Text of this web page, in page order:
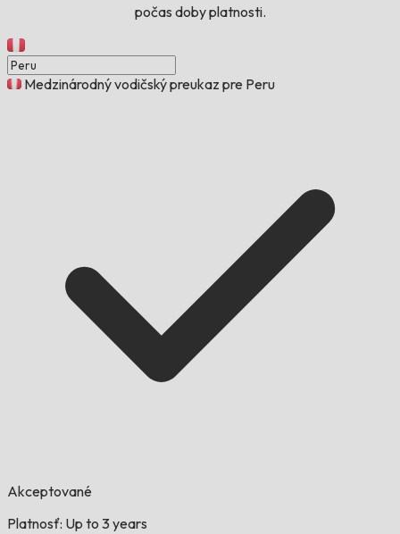
počas doby platnosti.
Medzinárodný vodičský preukaz pre Peru
Akceptované
Platnosť: Up to 3 years